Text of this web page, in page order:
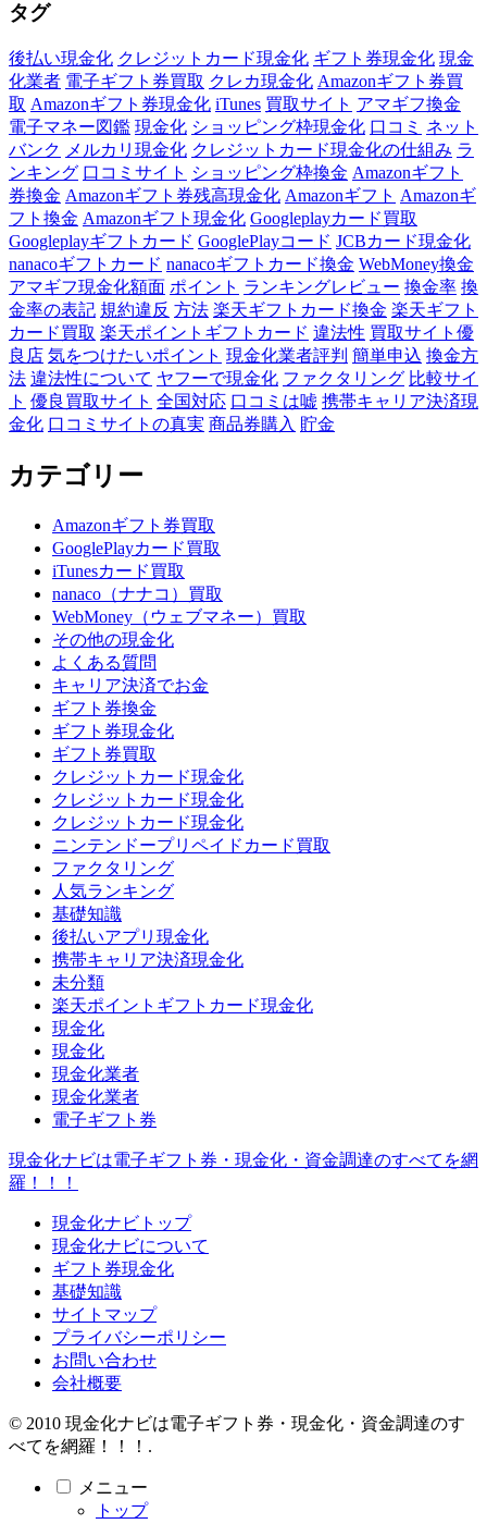
タグ
後払い現金化 クレジットカード現金化 ギフト券現金化 現金
化業者 電子ギフト券買取 クレカ現金化 Amazonギフト券買
取 Amazonギフト券現金化 iTunes 買取サイト アマギフ換金
電子マネー図鑑 現金化 ショッピング枠現金化 口コミ ネット
バンク メルカリ現金化 クレジットカード現金化の仕組み ラ
ンキング 口コミサイト ショッピング枠換金 Amazonギフト
券換金 Amazonギフト券残高現金化 Amazonギフト Amazonギ
フト換金 Amazonギフト現金化 Googleplayカード買取
Googleplayギフトカード GooglePlayコード JCBカード現金化
nanacoギフトカード nanacoギフトカード換金 WebMoney換金
アマギフ現金化額面 ポイント ランキングレビュー 換金率 換
金率の表記 規約違反 方法 楽天ギフトカード換金 楽天ギフト
カード買取 楽天ポイントギフトカード 違法性 買取サイト優
良店 気をつけたいポイント 現金化業者評判 簡単申込 換金方
法 違法性について ヤフーで現金化 ファクタリング 比較サイ
ト 優良買取サイト 全国対応 口コミは嘘 携帯キャリア決済現
金化 口コミサイトの真実 商品券購入 貯金
カテゴリー
Amazonギフト券買取
GooglePlayカード買取
iTunesカード買取
nanaco（ナナコ）買取
WebMoney（ウェブマネー）買取
その他の現金化
よくある質問
キャリア決済でお金
ギフト券換金
ギフト券現金化
ギフト券買取
クレジットカード現金化
クレジットカード現金化
クレジットカード現金化
ニンテンドープリペイドカード買取
ファクタリング
人気ランキング
基礎知識
後払いアプリ現金化
携帯キャリア決済現金化
未分類
楽天ポイントギフトカード現金化
現金化
現金化
現金化業者
現金化業者
電子ギフト券
現金化ナビは電子ギフト券・現金化・資金調達のすべてを網
羅！！！
現金化ナビトップ
現金化ナビについて
ギフト券現金化
基礎知識
サイトマップ
プライバシーポリシー
お問い合わせ
会社概要
© 2010 現金化ナビは電子ギフト券・現金化・資金調達のす
べてを網羅！！！.
メニュー
トップ